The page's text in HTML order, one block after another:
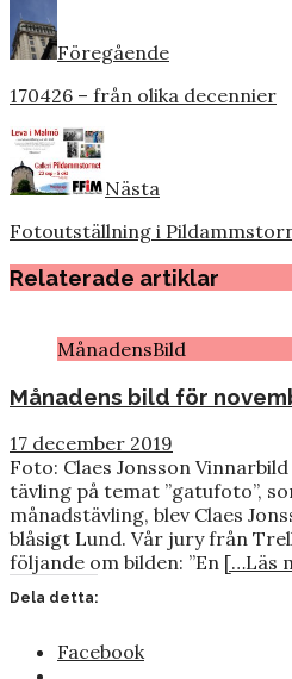
Föregående
170426 – från olika decennier
Nästa
Fotoutställning i
Relaterade artiklar
MånadensBild
Månadens bild för
17 december 2019
Foto: Claes Jonsson
tävling på temat ”gatufoto”,
månadstävling, blev Claes
blåsigt Lund. Vår jury från
följande om bilden: ”En […Läs
Dela detta:
Facebook